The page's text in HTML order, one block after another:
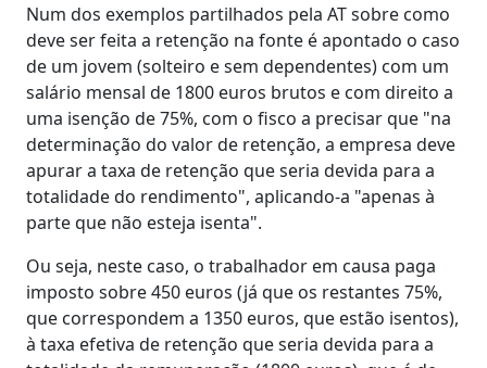
Num dos exemplos partilhados pela AT sobre como
deve ser feita a retenção na fonte é apontado o caso
de um jovem (solteiro e sem dependentes) com um
salário mensal de 1800 euros brutos e com direito a
uma isenção de 75%, com o fisco a precisar que "na
determinação do valor de retenção, a empresa deve
apurar a taxa de retenção que seria devida para a
totalidade do rendimento", aplicando-a "apenas à
parte que não esteja isenta".
Ou seja, neste caso, o trabalhador em causa paga
imposto sobre 450 euros (já que os restantes 75%,
que correspondem a 1350 euros, que estão isentos),
à taxa efetiva de retenção que seria devida para a